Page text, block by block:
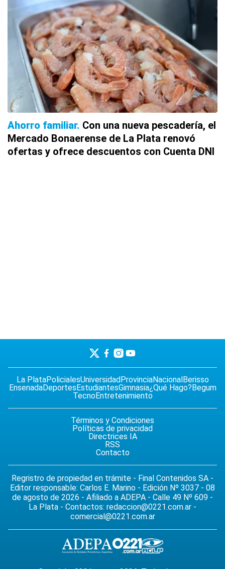
Ahorro familiar Con una nueva pescadería, el
Mercado Bonaerense de La Plata renovó
ofertas y ofrece descuentos con Cuenta DNI
La PlataPolicialesUniversidadProvinciaNacionalBerisso
EnsenadaDeportesEstudiantesGimnasia¿Qué Hago?Begum
TecnoEntretenimiento
Términos y Condiciones
Políticas de privacidad
Directrices IA
RSS
Contacto
Regristro de propiedad en trámite - Final Contenidos SA -
Editor responsable: Carlos E. Marino - Edición Nº 3037 - 08
de agosto de 2026 - Afiliado a ADEPA - Calle 49 Nº 609 -
La Plata - Contactos: redaccion@0221.com.ar -
comercial@0221.com.ar